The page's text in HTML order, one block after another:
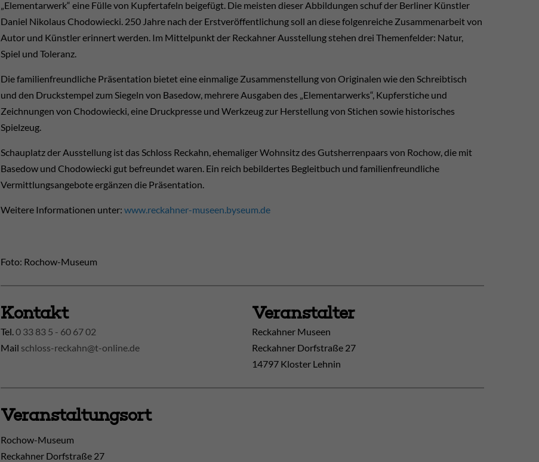
„Elementarwerk“ eine Fülle von Kupfertafeln beigefügt. Die meisten dieser Abbildungen schuf der Berliner Künstler
Daniel Nikolaus Chodowiecki. 250 Jahre nach der Erstveröffentlichung soll an diese folgenreiche Zusammenarbeit von
Autor und Künstler erinnert werden. Im Mittelpunkt der Reckahner Ausstellung stehen drei Themenfelder: Natur,
Spiel und Toleranz.
Die familienfreundliche Präsentation bietet eine einmalige Zusammenstellung von Originalen wie den Schreibtisch
und den Druckstempel zum Siegeln von Basedow, mehrere Ausgaben des „Elementarwerks“, Kupferstiche und
Zeichnungen von Chodowiecki, eine Druckpresse und Werkzeug zur Herstellung von Stichen sowie historisches
Spielzeug.
Schauplatz der Ausstellung ist das Schloss Reckahn, ehemaliger Wohnsitz des Gutsherrenpaars von Rochow, die mit
Basedow und Chodowiecki gut befreundet waren. Ein reich bebildertes Begleitbuch und familienfreundliche
Vermittlungsangebote ergänzen die Präsentation.
Weitere Informationen unter: www.reckahner-museen.byseum.de
Foto: Rochow-Museum
Kontakt
Tel.0 33 83 5 - 60 67 02
Mail schloss-reckahn@t-online.de
Veranstalter
Reckahner Museen
Reckahner Dorfstraße 27
14797 Kloster Lehnin
Veranstaltungsort
Rochow-Museum
Reckahner Dorfstraße 27